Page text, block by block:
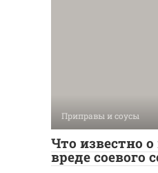
Приправы и соусы
Что известно о
вреде соевого